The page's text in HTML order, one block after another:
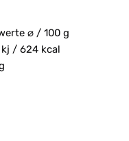
⌀ / 100 g
/ 624 kcal